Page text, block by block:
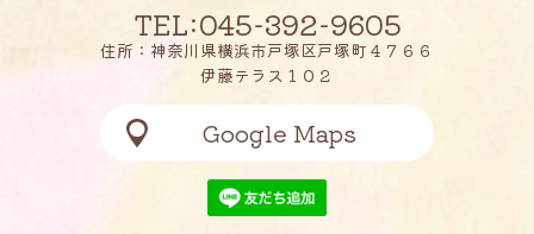
TEL:045-392-9605
住所：神奈川県横浜市戸塚区戸塚町４７６６
伊藤テラス１０２
Google Maps